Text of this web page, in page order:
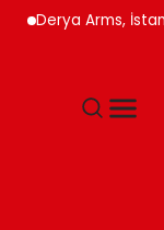
Derya Arms, İstanbul